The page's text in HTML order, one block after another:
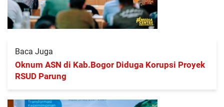
Baca Juga
Oknum ASN di Kab.Bogor Diduga Korupsi Proyek
RSUD Parung